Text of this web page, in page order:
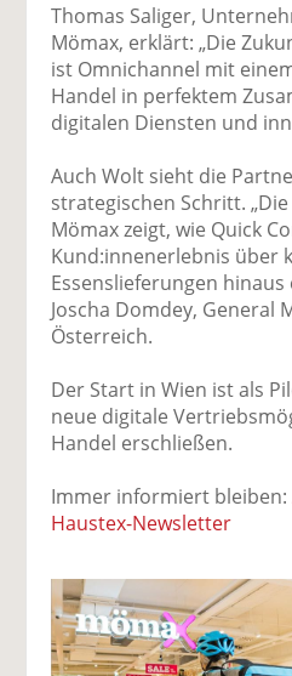
Thomas Saliger,
Mömax, erklärt: „Die
ist Omnichannel mit
Handel in perfektem
digitalen Diensten und
Auch Wolt sieht die
strategischen Schritt.
Mömax zeigt, wie Quick
Kund:innenerlebnis über
Essenslieferungen
Joscha Domdey, General
Österreich.
Der Start in Wien ist als
neue digitale
Handel erschließen.
Immer informiert bleiben:
Haustex-Newsletter